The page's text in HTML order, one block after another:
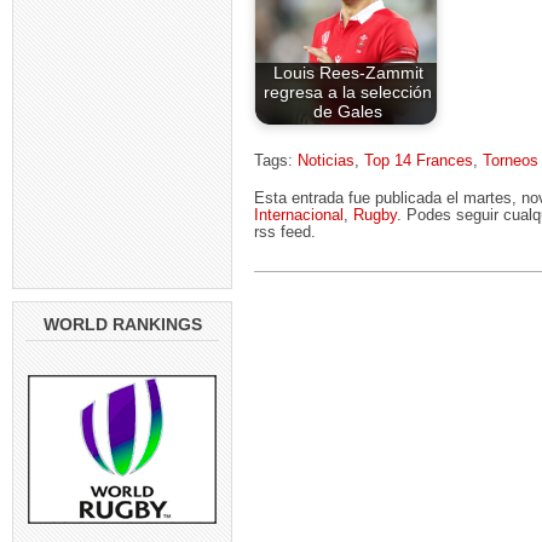
WORLD RANKINGS
Louis Rees-Zammit
regresa a la selección
de Gales
Tags: Noticias, Top 14 Frances,
Esta entrada fue publicada el martes,
Internacional , Rugby. Podes seguir
rss feed.